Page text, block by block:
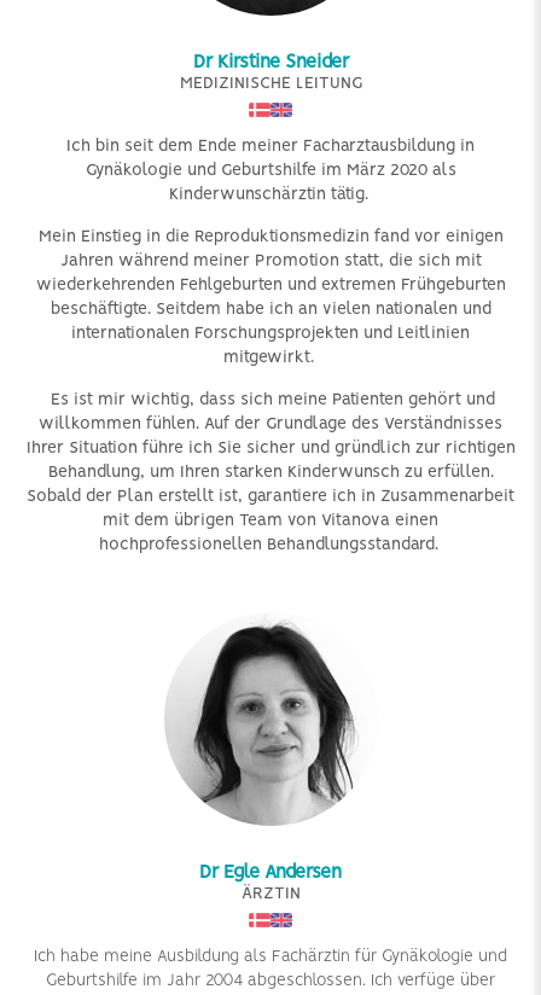
Dr Kirstine Sneider
MEDIZINISCHE LEITUNG
Ich bin seit dem Ende meiner Facharztausbildung in
Gynäkologie und Geburtshilfe im März 2020 als
Kinderwunschärztin tätig.
Mein Einstieg in die Reproduktionsmedizin fand vor einigen
Jahren während meiner Promotion statt, die sich mit
wiederkehrenden Fehlgeburten und extremen Frühgeburten
beschäftigte. Seitdem habe ich an vielen nationalen und
internationalen Forschungsprojekten und Leitlinien
mitgewirkt.
Es ist mir wichtig, dass sich meine Patienten gehört und
willkommen fühlen. Auf der Grundlage des Verständnisses
Ihrer Situation führe ich Sie sicher und gründlich zur richtigen
Behandlung, um Ihren starken Kinderwunsch zu erfüllen.
Sobald der Plan erstellt ist, garantiere ich in Zusammenarbeit
mit dem übrigen Team von Vitanova einen
hochprofessionellen Behandlungsstandard.
Dr Egle Andersen
ÄRZTIN
Ich habe meine Ausbildung als Fachärztin für Gynäkologie und
Geburtshilfe im Jahr 2004 abgeschlossen. Ich verfüge über